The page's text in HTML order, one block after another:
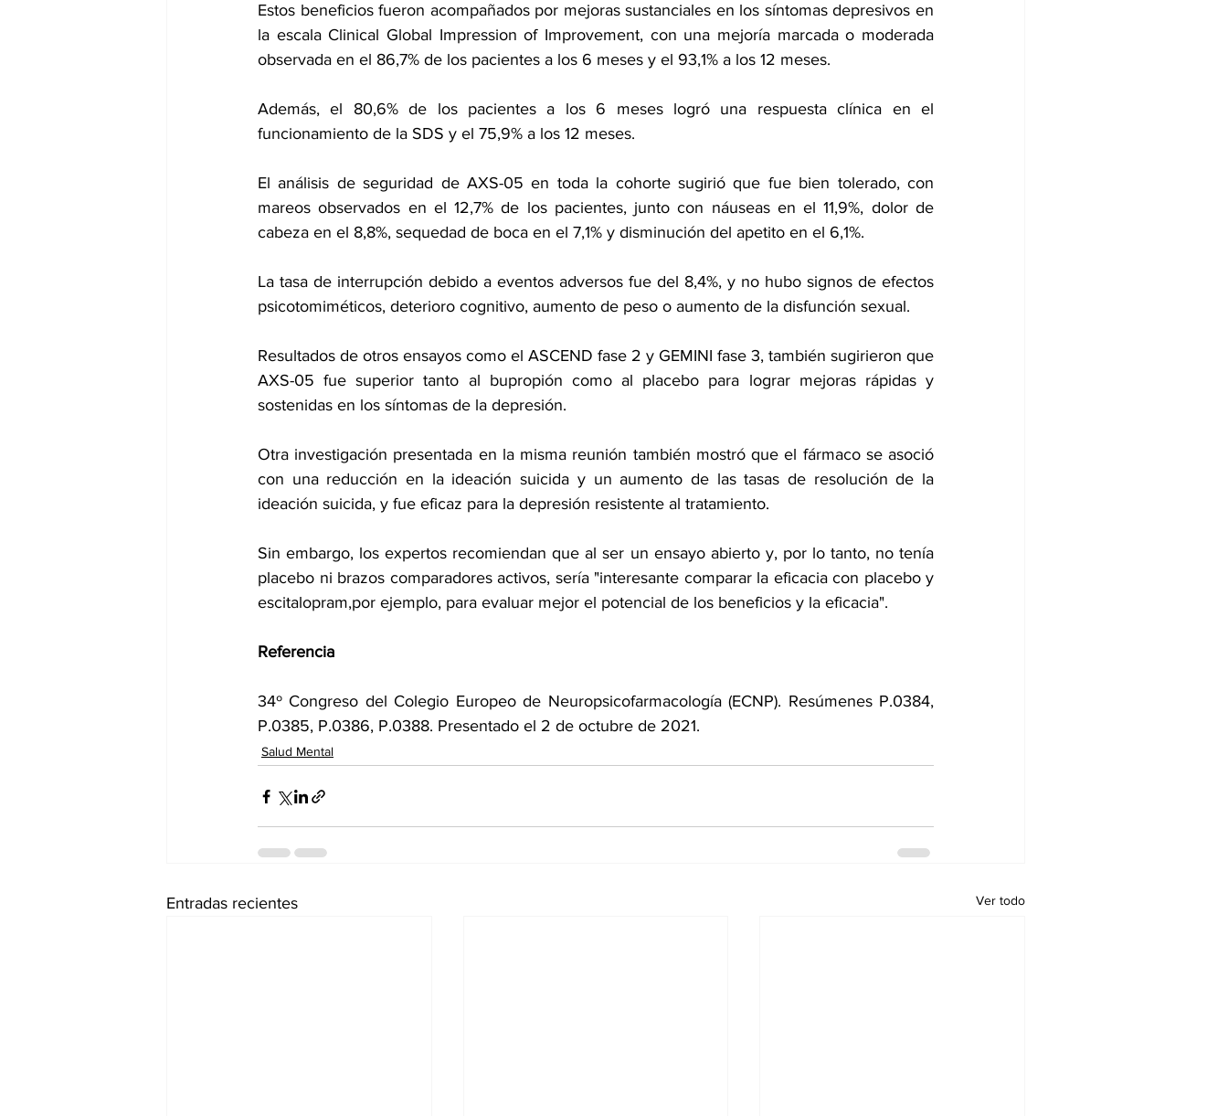
Estos beneficios fueron acompañados por mejoras sustanciales en los síntomas depresivos en
la escala Clinical Global Impression of Improvement, con una mejoría marcada o moderada
observada en el 86,7% de los pacientes a los 6 meses y el 93,1% a los 12 meses.
Además, el 80,6% de los pacientes a los 6 meses logró una respuesta clínica en el
funcionamiento de la SDS y el 75,9% a los 12 meses.
El análisis de seguridad de AXS-05 en toda la cohorte sugirió que fue bien tolerado, con
mareos observados en el 12,7% de los pacientes, junto con náuseas en el 11,9%, dolor de
cabeza en el 8,8%, sequedad de boca en el 7,1% y disminución del apetito en el 6,1%.
La tasa de interrupción debido a eventos adversos fue del 8,4%, y no hubo signos de efectos
psicotomiméticos, deterioro cognitivo, aumento de peso o aumento de la disfunción sexual.
Resultados de otros ensayos como el ASCEND fase 2 y GEMINI fase 3, también sugirieron que
AXS-05 fue superior tanto al bupropión como al placebo para lograr mejoras rápidas y
sostenidas en los síntomas de la depresión.
Otra investigación presentada en la misma reunión también mostró que el fármaco se asoció
con una reducción en la ideación suicida y un aumento de las tasas de resolución de la
ideación suicida, y fue eficaz para la depresión resistente al tratamiento.
Sin embargo, los expertos recomiendan que al ser un ensayo abierto y, por lo tanto, no tenía
escitalopram,por ejemplo, para evaluar mejor el potencial de los beneficios y la eficacia".
Referencia
34º Congreso del Colegio Europeo de Neuropsicofarmacología (ECNP). Resúmenes P.0384,
P.0385, P.0386, P.0388. Presentado el 2 de octubre de 2021.
Salud Mental
Entradas recientes Ver todo